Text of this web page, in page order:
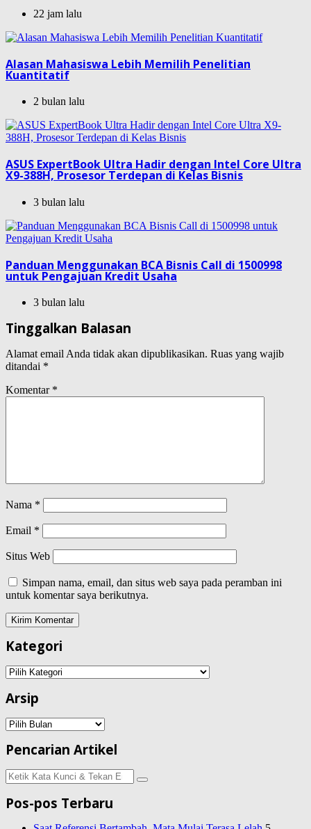
22 jam lalu
Alasan Mahasiswa Lebih Memilih Penelitian
Kuantitatif
2 bulan lalu
ASUS ExpertBook Ultra Hadir dengan Intel Core Ultra
X9-388H, Prosesor Terdepan di Kelas Bisnis
3 bulan lalu
Panduan Menggunakan BCA Bisnis Call di 1500998
untuk Pengajuan Kredit Usaha
3 bulan lalu
Tinggalkan Balasan
Alamat email Anda tidak akan dipublikasikan. Ruas yang wajib
ditandai *
Komentar *
Nama *
Email *
Situs Web
Simpan nama, email, dan situs web saya pada peramban ini
untuk komentar saya berikutnya.
Kategori
Kategori
Arsip
Arsip
Pencarian Artikel
Pencarian
untuk:
Pos-pos Terbaru